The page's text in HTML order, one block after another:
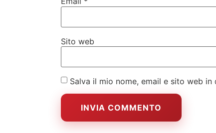
Sito web
Salva il mio nome, email e sito web